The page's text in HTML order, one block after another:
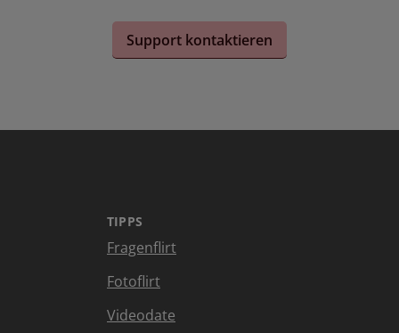
Support kontaktieren
TIPPS
Fragenflirt
Fotoflirt
Videodate